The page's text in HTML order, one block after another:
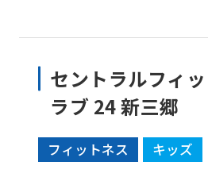
セントラルフィ
ラブ 24 新三郷
フィットネス キッズ